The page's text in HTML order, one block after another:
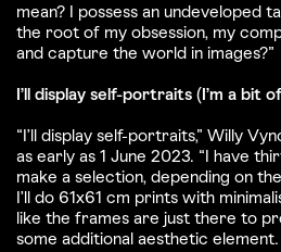
mean? I possess an undeveloped
the root of my obsession, my
and capture the world in images?”
I’ll display self-portraits (I’m a bit
“I’ll display self-portraits,” Willy
as early as 1 June 2023. “I have
make a selection, depending on
I’ll do 61x61 cm prints with
like the frames are just there to
some additional aesthetic element.